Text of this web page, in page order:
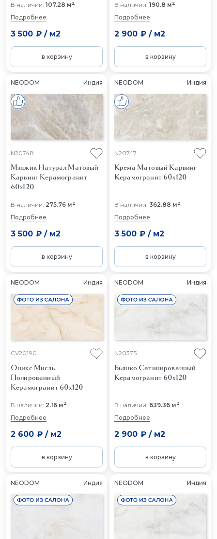
В наличии: 107.28 м2
Подробнее
3 500 ₽/ м2
в корзину
В наличии: 190.8 м2
Подробнее
2 900 ₽/ м2
в корзину
NEODOM Индия
N20748
Мэджик Натурал Матовый
Карвинг Керамогранит
60x120
В наличии: 275.76 м2
Подробнее
3 500 ₽/ м2
в корзину
NEODOM Индия
N20747
Крема Матовый Карвинг
Керамогранит 60x120
В наличии: 362.88 м2
Подробнее
3 500 ₽/ м2
в корзину
NEODOM Индия
CV20190
Оникс Миель
Полированный
Керамогранит 60x120
В наличии: 2.16 м2
Подробнее
2 600 ₽/ м2
в корзину
NEODOM Индия
N20375
Бьянко Сатинированный
Керамогранит 60x120
В наличии: 639.36 м2
Подробнее
2 900 ₽/ м2
в корзину
NEODOM Индия NEODOM Индия